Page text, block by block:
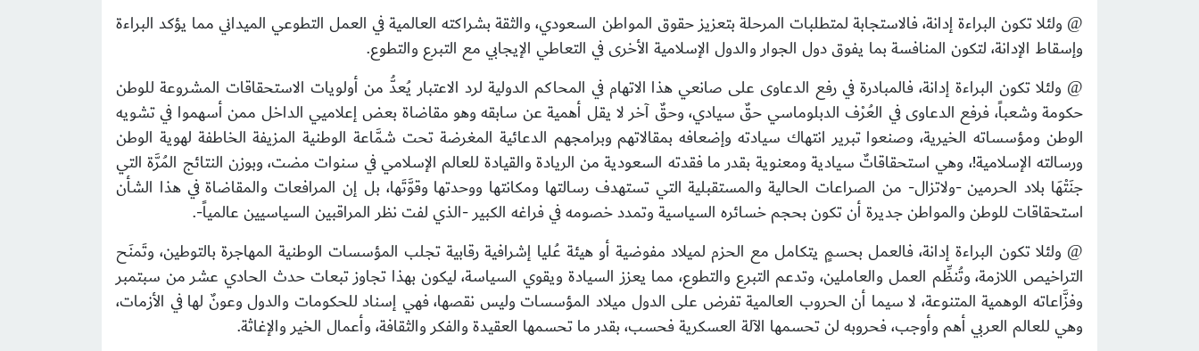
@ ولئلا تكون البراءة إدانة،فالاستجابة لمتطلبات المرحلة بتعزيز حقوق المواطن السعودي، والثقة بشراكته العالمية في العمل التطوعي الميداني مما يؤكد البراءة
وإسقاط الإدانة، لتكون المنافسة بما يفوق دول الجوار والدول الإسلامية الأخرى في التعاطي الإيجابي مع التبرع والتطوع.
@ ولئلا تكون البراءة إدانة، فالمبادرة في رفع الدعاوى على صانعي هذا الاتهام في المحاكم الدولية لرد الاعتبار يُعدُّ من أولويات الاستحقاقات المشروعة للوطن
حكومة وشعباً، فرفع الدعاوى في العُرْف الدبلوماسي حقٌ سيادي، وحقٌ آخر لا يقل أهمية عن سابقه وهو مقاضاة بعض إعلاميي الداخل ممن أسهموا في تشويه
الوطن ومؤسساته الخيرية، وصنعوا تبرير انتهاك سيادته وإضعافه بمقالاتهم وبرامجهم الدعائية المغرضة تحت شمَّاعة الوطنية المزيفة الخاطفة لهوية الوطن
ورسالته الإسلامية!، وهي استحقاقاتٌ سيادية ومعنوية بقدر ما فقدته السعودية من الريادة والقيادة للعالم الإسلامي في سنوات مضت، وبوزن النتائج المُرَّة التي
جنَتْهَا بلاد الحرمين -ولاتزال- من الصراعات الحالية والمستقبلية التي تستهدف رسالتها ومكانتها ووحدتها وقوَّتَها، بل إن المرافعات والمقاضاة في هذا الشأن
استحقاقات للوطن والمواطن جديرة أن تكون بحجم خسائره السياسية وتمدد خصومه في فراغه الكبير -الذي لفت نظر المراقبين السياسيين عالمياً-.
@ ولئلا تكون البراءة إدانة، فالعمل بحسمٍ يتكامل مع الحزم لميلاد مفوضية أو هيئة عُليا إشرافية رقابية تجلب المؤسسات الوطنية المهاجرة بالتوطين، وتَمنَح
التراخيص اللازمة، وتُنظِّم العمل والعاملين، وتدعم التبرع والتطوع، مما يعزز السيادة ويقوي السياسة، ليكون بهذا تجاوز تبعات حدث الحادي عشر من سبتمبر
وفزَّاعاته الوهمية المتنوعة، لا سيما أن الحروب العالمية تفرض على الدول ميلاد المؤسسات وليس نقصها، فهي إسناد للحكومات والدول وعونٌ لها في الأزمات،
وهي للعالم العربي أهم وأوجب، فحروبه لن تحسمها الآلة العسكرية فحسب، بقدر ما تحسمها العقيدة والفكر والثقافة، وأعمال الخير والإغاثة.